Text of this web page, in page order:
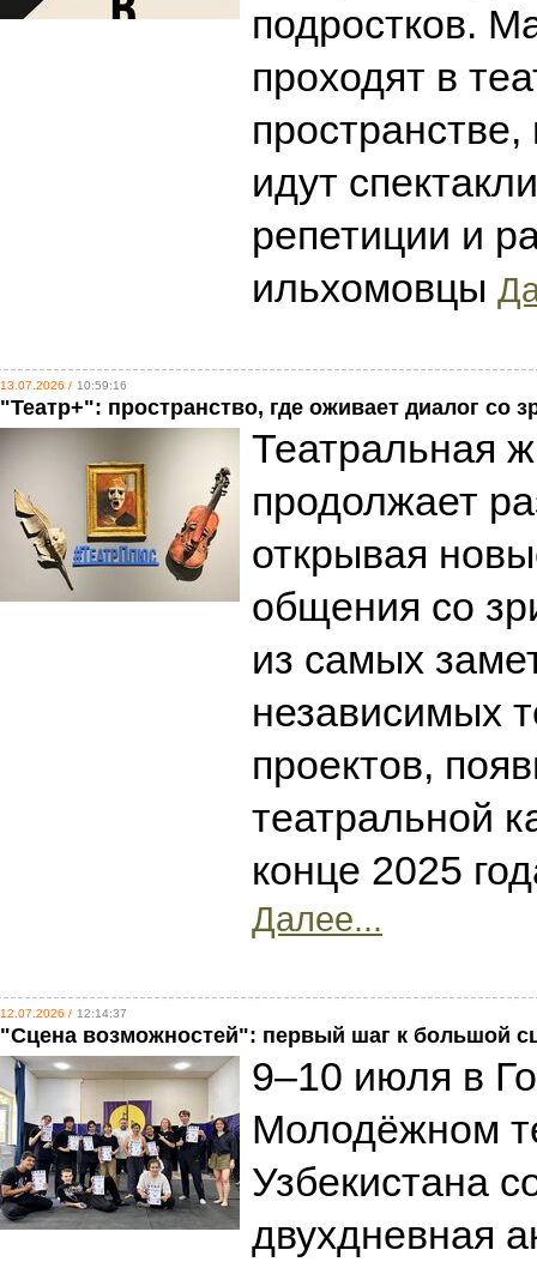
подростков.
проходят в
идут
репетиции и
ильхомовцы
13.07.2026 / 10:59:16
"Театр+": пространство, где оживает диалог со
Театральная
продолжает
открывая
общения со
из самых
независимых
проектов,
театральной
конце 2025
Далее...
12.07.2026 / 12:14:37
"Сцена возможностей": первый шаг к большой
9–10 июля в
Молодёжном
Узбекистана
двухдневная